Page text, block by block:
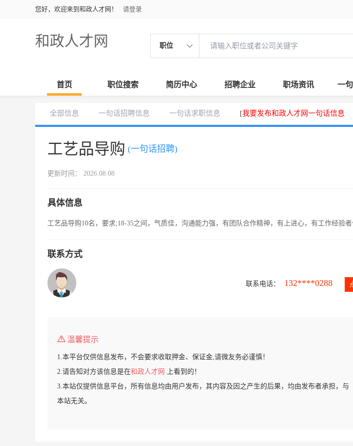
您好，欢迎来到和政人才网！ 请登录
和政人才网 职位
首页 职位搜索 简历中心 招聘企业 职场资讯 一
全部信息 一句话招聘信息 一句话求职信息 [我要发布和政人才网一句话信息
工艺品导购 (一句话招聘)
更新时间： 2026.08.08
具体信息
工艺品导购10名，要求;18-35之间，气质佳，沟通能力强，有团队合作精神，有上进心，有工作经验者
联系方式
联系电话： 132****0288
温馨提示
1.本平台仅供信息发布，不会要求收取押金、保证金,请微友务必谨慎！
2.请告知对方该信息是在和政人才网
上看到的！
3.本站仅提供信息平台，所有信息均由用户发布，其内容及因之产生的后果，均由发布者承担，与
本站无关。